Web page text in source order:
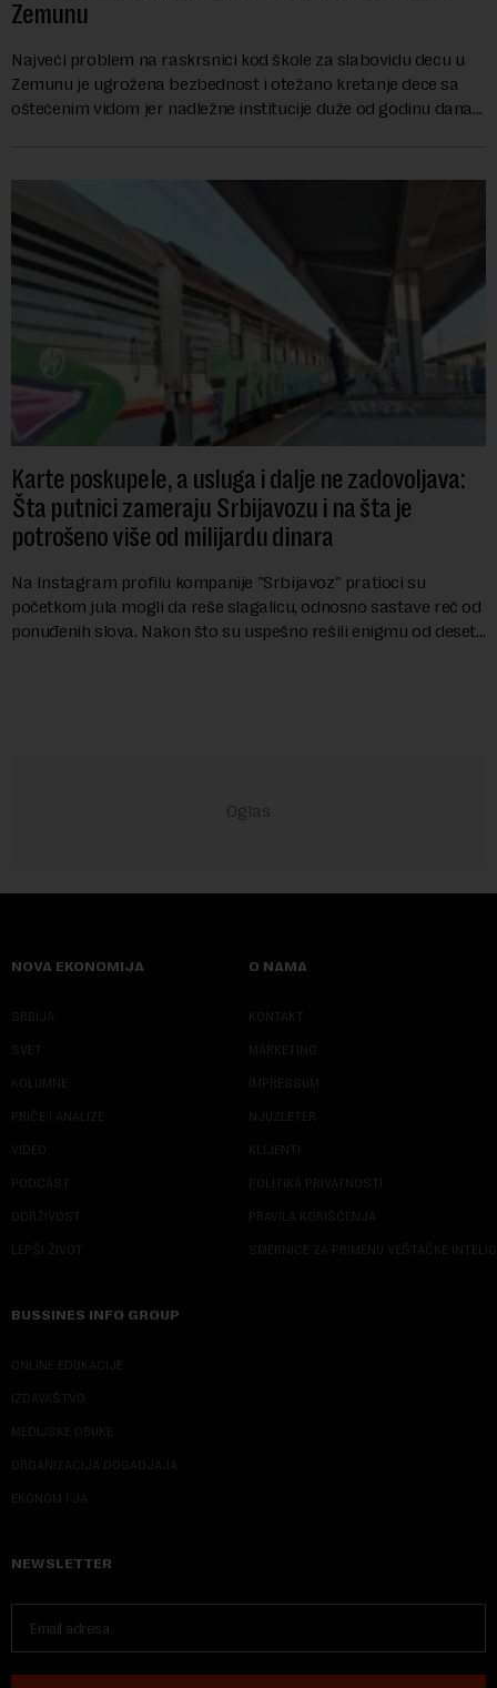
Zemunu
Najveći problem na raskrsnici kod škole za slabovidu decu u
Zemunu je ugrožena bezbednost i otežano kretanje dece sa
oštećenim vidom jer nadležne institucije duže od godinu dana
Karte poskupele, a usluga i dalje ne zadovoljava:
Šta putnici zameraju Srbijavozu i na šta je
potrošeno više od milijardu dinara
Na Instagram profilu kompanije "Srbijavoz" pratioci su
početkom jula mogli da reše slagalicu, odnosno sastave reč od
ponuđenih slova. Nakon što su uspešno rešili enigmu od deset
NOVA EKONOMIJA
SRBIJA
SVET
KOLUMNE
PRIČE I ANALIZE
VIDEO
PODCAST
ODRŽIVOST
LEPŠI ŽIVOT
O NAMA
KONTAKT
MARKETING
IMPRESSUM
NJUZLETER
KLIJENTI
POLITIKA PRIVATNOSTI
PRAVILA KORIŠĆENJA
SMERNICE ZA PRIMENU VEŠTAČKE
BUSSINES INFO GROUP
ONLINE EDUKACIJE
IZDAVAŠTVO
MEDIJSKE OBUKE
ORGANIZACIJA DOGADJAJA
EKONOM I JA
NEWSLETTER